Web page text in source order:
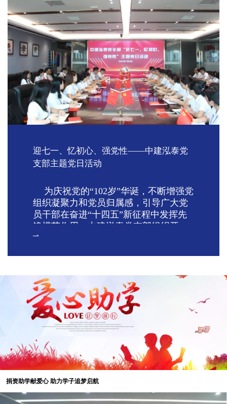
迎七一、忆初心、强党性——中建泓泰党
支部主题党日活动
为庆祝党的“102岁”华诞，不断增强党
组织凝聚力和党员归属感，引导广大党
员干部在奋进“十四五”新征程中发挥先
锋模范作用，中建泓泰党支部组织开
展“迎七一、忆初心、强党性”主题党日
紧扣主题教育“学思想、强党性、重
实践、建新功”要求，活动首先组织中建
泓泰党支部党员及入党积极分子集中学
习了习近平总书记在二十大上的重要讲
话精神，进一步激励党员坚定理想信
念。
重温誓词忆初心
纲领......”
捐资助学献爱心 助力学子追梦启航